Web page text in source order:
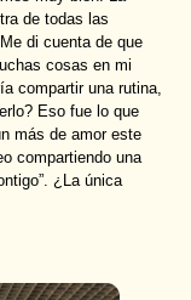
de todas las
di cuenta de que
cosas en mi
compartir una rutina,
Eso fue lo que
más de amor este
compartiendo una
¿La única